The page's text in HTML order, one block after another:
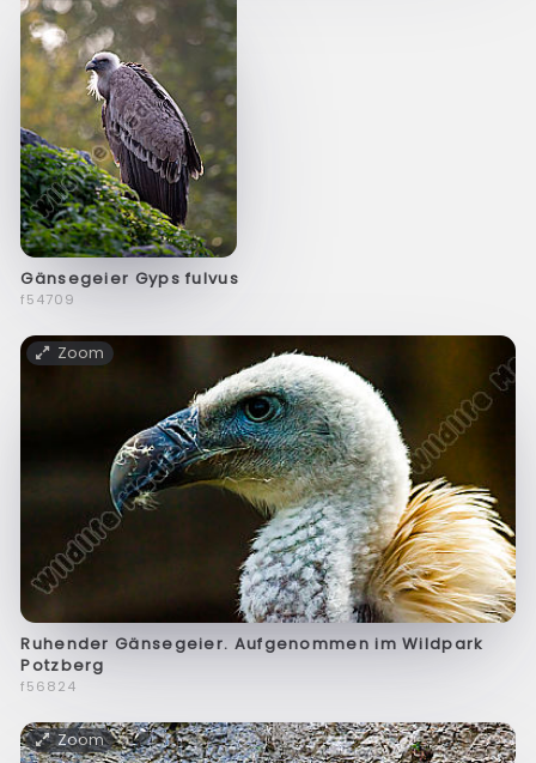
Gänsegeier Gyps fulvus
f54709
Zoom
Ruhender Gänsegeier. Aufgenommen im Wildpark
Potzberg
f56824
Zoom